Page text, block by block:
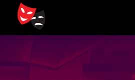
Traži...